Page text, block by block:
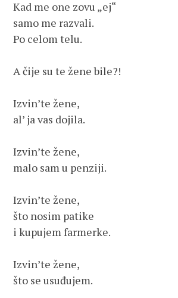
Kad me one zovu „ej“
samo me razvali.
Po celom telu.
A čije su te žene bile?!
Izvin’te žene,
al’ ja vas dojila.
Izvin’te žene,
malo sam u penziji.
Izvin’te žene,
što nosim patike
i kupujem farmerke.
Izvin’te žene,
što se usuđujem.